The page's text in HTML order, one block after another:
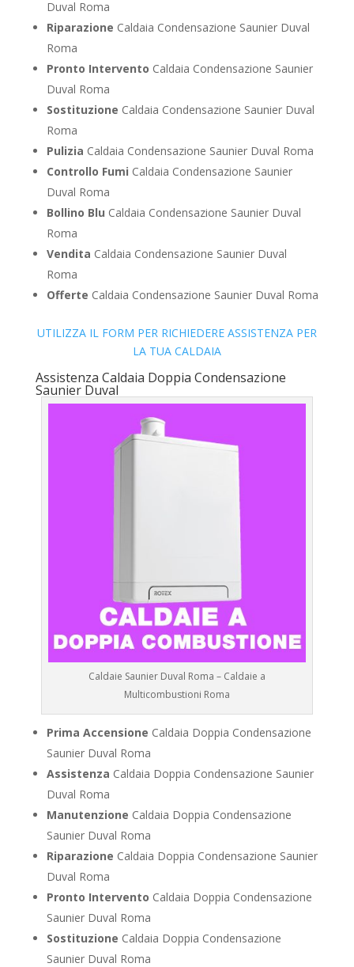
Duval Roma
Riparazione Caldaia Condensazione Saunier Duval
Roma
Pronto Intervento Caldaia Condensazione Saunier
Duval Roma
Sostituzione Caldaia Condensazione Saunier Duval
Roma
Pulizia Caldaia Condensazione Saunier Duval Roma
Controllo Fumi Caldaia Condensazione Saunier
Duval Roma
Bollino Blu Caldaia Condensazione Saunier Duval
Roma
Vendita Caldaia Condensazione Saunier Duval
Roma
Offerte Caldaia Condensazione Saunier Duval Roma
UTILIZZA IL FORM PER RICHIEDERE ASSISTENZA PER
LA TUA CALDAIA
Assistenza Caldaia Doppia Condensazione
Saunier Duval
Caldaie Saunier Duval Roma – Caldaie a
Multicombustioni Roma
Prima Accensione Caldaia Doppia Condensazione
Saunier Duval Roma
Assistenza Caldaia Doppia Condensazione Saunier
Duval Roma
Manutenzione Caldaia Doppia Condensazione
Saunier Duval Roma
Riparazione Caldaia Doppia Condensazione Saunier
Duval Roma
Pronto Intervento Caldaia Doppia Condensazione
Saunier Duval Roma
Sostituzione Caldaia Doppia Condensazione
Saunier Duval Roma